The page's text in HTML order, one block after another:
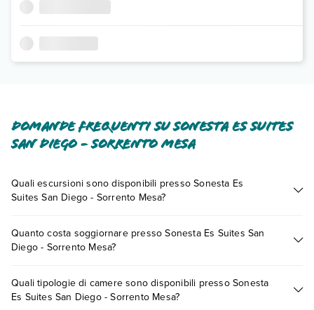
Domande frequenti su Sonesta Es Suites
San Diego - Sorrento Mesa
Quali escursioni sono disponibili presso Sonesta Es
Suites San Diego - Sorrento Mesa?
presso Sonesta Es Suites San Diego - Sorrento Mesa. Scoprile
tutte nellasezione dedicata
Quanto costa soggiornare presso Sonesta Es Suites San
Diego - Sorrento Mesa?
possono variare in base a vari fattori (per es. date, condizioni
dell'hotel, ecc). Per consultare i prezzi, compila il motore di
Quali tipologie di camere sono disponibili presso Sonesta
Es Suites San Diego - Sorrento Mesa?